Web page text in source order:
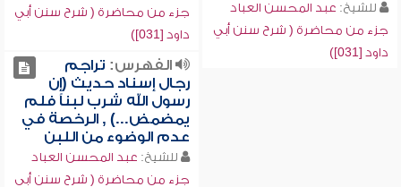
للشيخ: عبد المحسن العباد
جزء من محاضرة ( شرح سنن أبي
داود [031])
جزء من محاضرة ( شرح سنن أبي
داود [031])
الفهرس: تراجم
رجال إسناد حديث (إن
رسول الله شرب لبناً فلم
يمضمض...) , الرخصة في
عدم الوضوء من اللبن
للشيخ: عبد المحسن العباد
جزء من محاضرة ( شرح سنن أبي